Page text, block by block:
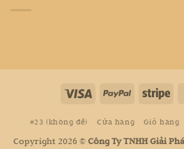
#23 (không đề) Cửa hàng Giỏ hàng
Copyright 2026 ©Công Ty TNHH Giải